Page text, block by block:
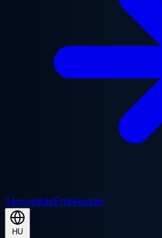
TámogatásÉrtékesítés
HU